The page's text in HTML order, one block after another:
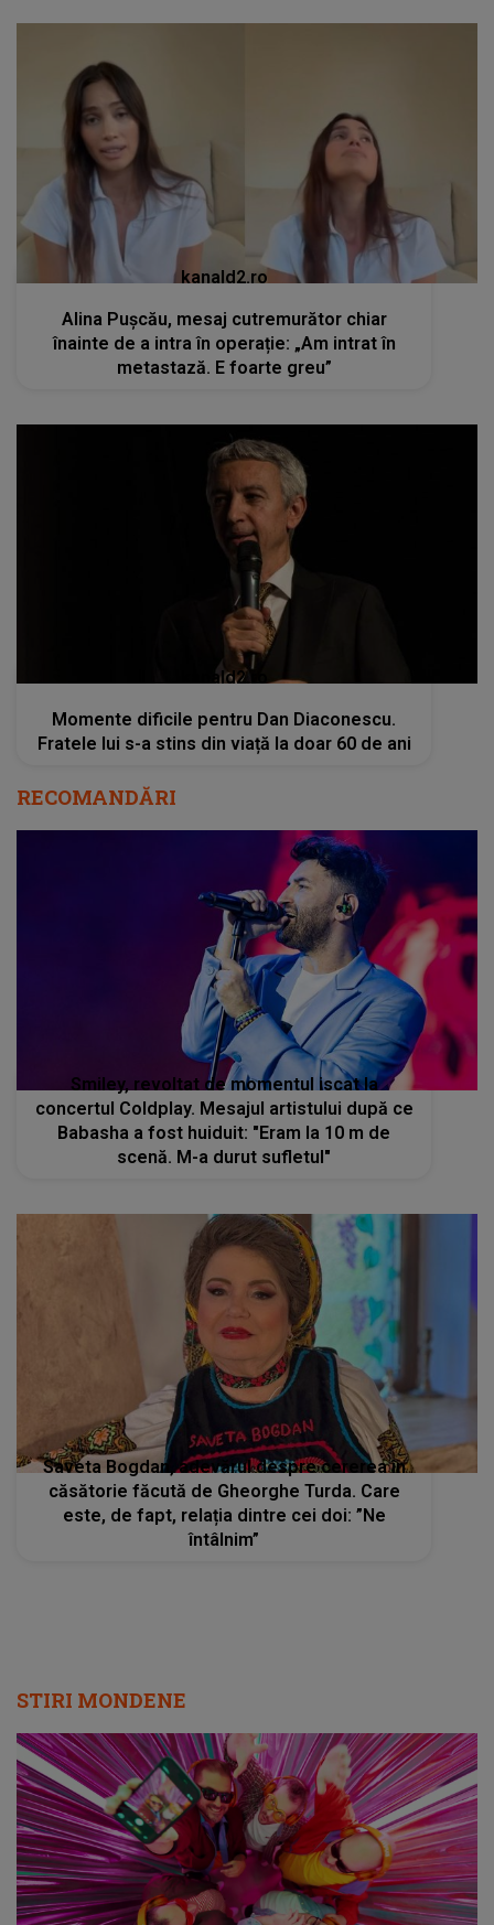
kanald2.ro
Alina Pușcău, mesaj cutremurător chiar
înainte de a intra în operație: „Am intrat în
metastază. E foarte greu”
kanald2.ro
Momente dificile pentru Dan Diaconescu.
Fratele lui s-a stins din viață la doar 60 de ani
RECOMANDĂRI
Smiley, revoltat de momentul iscat la
concertul Coldplay. Mesajul artistului după ce
Babasha a fost huiduit: "Eram la 10 m de
scenă. M-a durut sufletul"
Saveta Bogdan, adevărul despre cererea în
căsătorie făcută de Gheorghe Turda. Care
este, de fapt, relația dintre cei doi: ”Ne
întâlnim”
STIRI MONDENE